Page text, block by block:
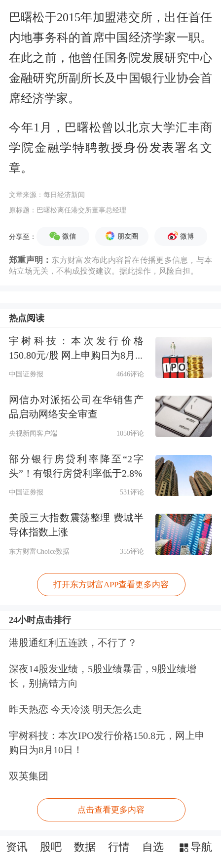
巴曙松于2015年加盟港交所，出任首任
内地事务科的首席中国经济学家一职。
在此之前，他曾任国务院发展研究中心
金融研究所副所长及中国银行业协会首
席经济学家。
今年1月，巴曙松曾以北京大学汇丰商
学院金融学特聘教授身份发表署名文
章。
文章来源：每日经济新闻
原标题：巴曙松离任港交所董事总经理
分享至： 微信 朋友圈 微博
郑重声明： 东方财富发布此内容旨在传播更多信息，与本
站立场无关，不构成投资建议。据此操作，风险自担。
热点阅读
宇树科技：本次发行价格
150.80元/股 网上申购日为8月...
中国证券报 4646评论
网信办对派拓公司在华销售产
品启动网络安全审查
央视新闻客户端 1050评论
部分银行房贷利率降至“2字
头”！有银行房贷利率低于2.8%
中国证券报 531评论
美股三大指数震荡整理 费城半
导体指数上涨
东方财富Choice数据 355评论
打开东方财富APP查看更多内容
24小时点击排行
港股通红利五连跌，不行了？
深夜14股发业绩，5股业绩暴雷，9股业绩增
长，别搞错方向
昨天热恋 今天冷淡 明天怎么走
宇树科技：本次IPO发行价格150.8元，网上申
购日为8月10日！
双英集团
点击查看更多内容
资讯 股吧 数据 行情 自选 导航